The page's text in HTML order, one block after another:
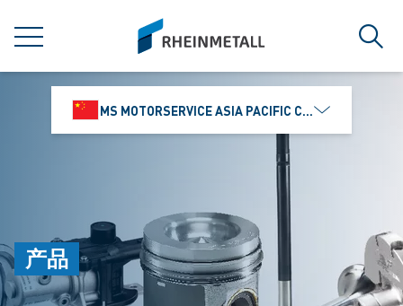
菜单
siteLogo
搜索
MS MOTORSERVICE ASIA PACIFIC CO., LTD.
产品